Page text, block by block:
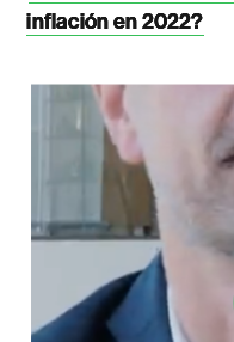
inflación en 2022?